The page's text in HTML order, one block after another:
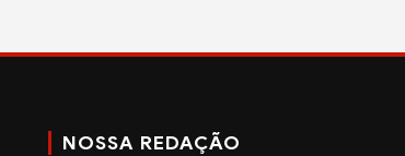
NOSSA REDAÇÃO